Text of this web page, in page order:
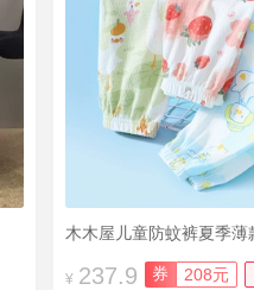
木木屋儿童防蚊裤夏季薄
¥ 237.9 券 208元